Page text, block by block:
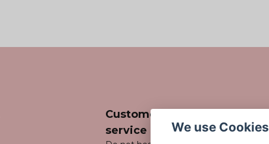
Customer
service
We use Cookies